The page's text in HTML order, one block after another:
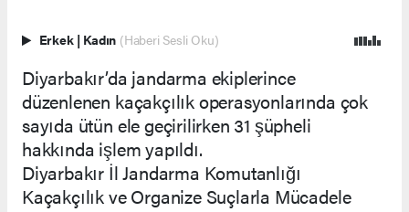
Erkek | Kadın (Haberi Sesli Oku)
Diyarbakır’da jandarma ekiplerince
düzenlenen kaçakçılık operasyonlarında çok
sayıda ütün ele geçirilirken 31 şüpheli
hakkında işlem yapıldı.
Diyarbakır İl Jandarma Komutanlığı
Kaçakçılık ve Organize Suçlarla Mücadele